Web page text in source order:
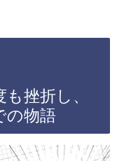
挫折し、
の物語